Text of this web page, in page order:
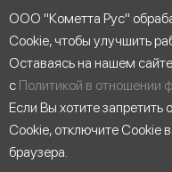
ООО "Кометта Рус"
Cookie, чтобы улучшить
Оставаясь на нашем
с Политикой в отношении
Если Вы хотите запретить
Cookie, отключите Cookie
браузера.